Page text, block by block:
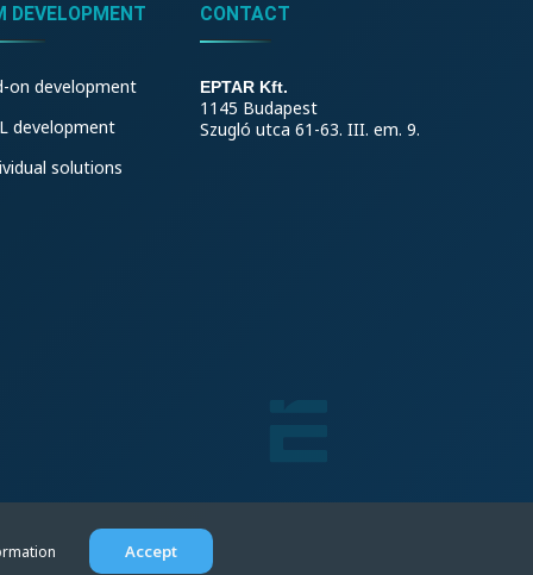
DEVELOPMENT
on development
development
solutions
CONTACT
EPTAR Kft.
1145 Budapest
Szugló utca 61-63. III. em. 9.
Accept